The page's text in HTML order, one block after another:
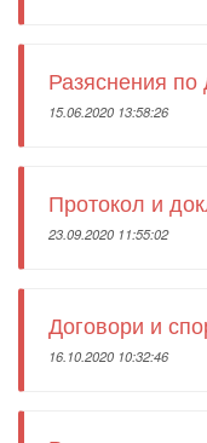
Разяснения по
15.06.2020 13:58:26
Протокол и
23.09.2020 11:55:02
Договори и
16.10.2020 10:32:46